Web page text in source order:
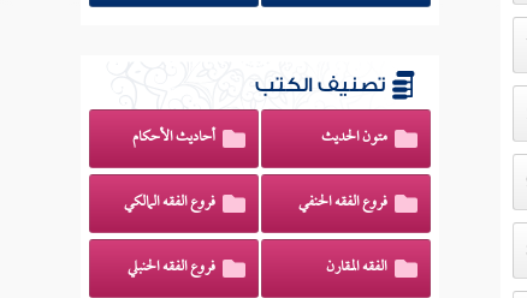
تصنيف الكتب
متون الحديث أحاديث الأحكام
فروع الفقه الحنفي فروع الفقه المالكي
الفقه المقارن فروع الفقه الحنبلي